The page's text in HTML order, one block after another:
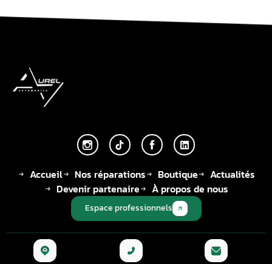
Accueil Nos réparations Boutique
Actualités
Devenir partenaire
À propos de nous
Espace professionnels